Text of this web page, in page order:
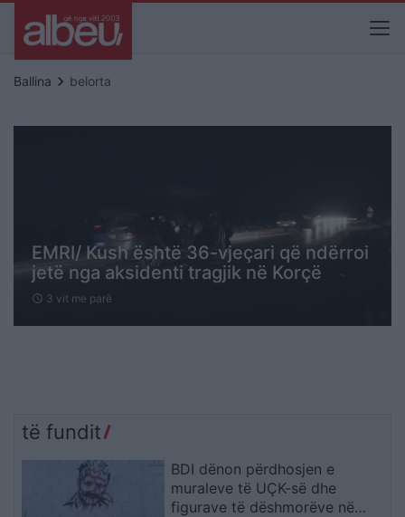
Ballina keyboard_arrow_right belorta
EMRI/ Kush është 36-vjeçari që ndërroi
jetë nga aksidenti tragjik në Korçë
schedule 3 vit me parë
të fundit
BDI dënon përdhosjen e
muraleve të UÇK-së dhe
figurave të dëshmorëve në